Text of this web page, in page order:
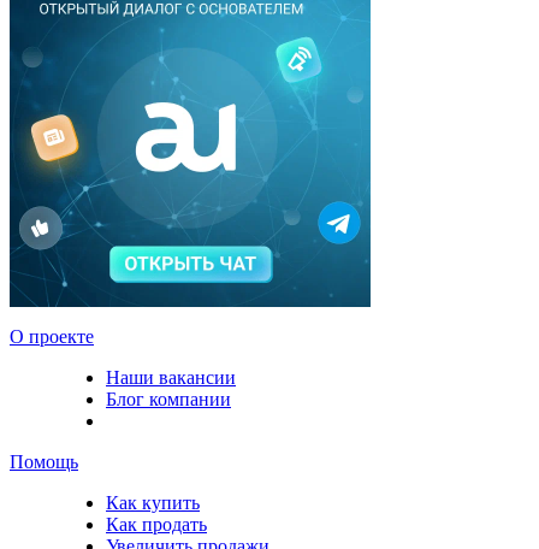
О проекте
Наши вакансии
Блог компании
Помощь
Как купить
Как продать